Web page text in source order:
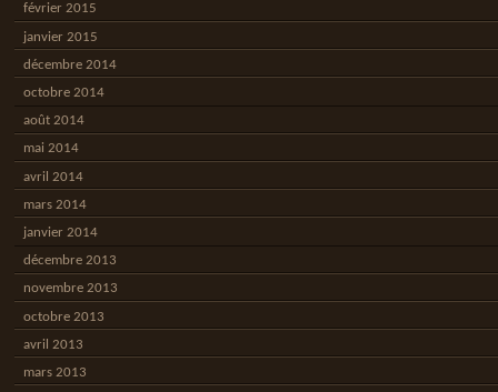
février 2015
janvier 2015
décembre 2014
octobre 2014
août 2014
mai 2014
avril 2014
mars 2014
janvier 2014
décembre 2013
novembre 2013
octobre 2013
avril 2013
mars 2013